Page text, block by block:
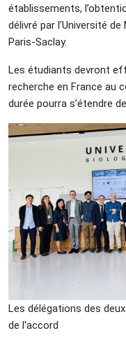
établissements,
délivré par l’Université
Paris-Saclay.
Les étudiants devront
recherche en France au
durée pourra s’étendre
Les délégations des
de l'accord